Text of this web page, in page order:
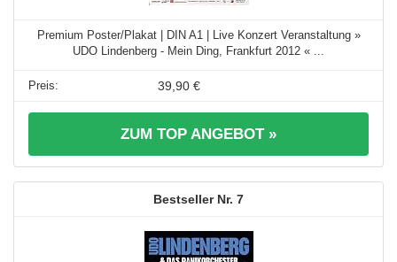
Premium Poster/Plakat | DIN A1 | Live Konzert Veranstaltung »
UDO Lindenberg - Mein Ding, Frankfurt 2012 « ...
39,90 €
ZUM TOP ANGEBOT »
7